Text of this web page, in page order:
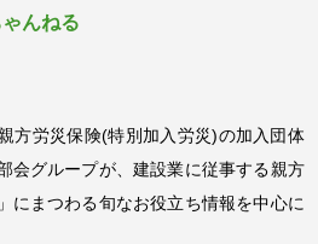
んねる
方労災保険(特別加入労災)の加入団体
会グループが、建設業に従事する親方
にまつわる旬なお役立ち情報を中心に